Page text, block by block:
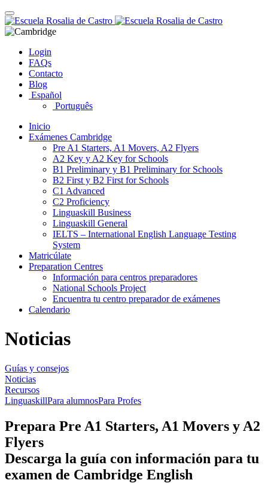
Skip
to
content
Toggle
navigation
Login
FAQs
Contacto
Blog
Español
Português
Inicio
Exámenes Cambridge
Pre A1 Starters, A1 Movers, A2 Flyers
A2 Key y A2 Key for Schools
B1 Preliminary y B1 Preliminary for Schools
B2 First y B2 First for Schools
C1 Advanced
C2 Proficiency
Linguaskill Business
Linguaskill General
IELTS – International English Language Testing
System
Matricúlate
Preparation Centres
Información para centros preparadores
National Schools Project
Encuentra tu centro preparador de exámenes
Calendario
Noticias
Guías y consejos
Noticias
Recursos
LinguaskillPara alumnosPara Profes
Prepara Pre A1 Starters, A1 Movers y A2
Flyers
Descarga la guía con información para tu
examen de Cambridge English